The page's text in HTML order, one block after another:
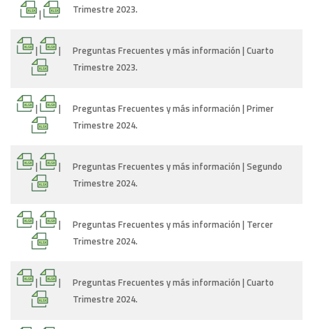
|
Trimestre 2023.
| |
Preguntas Frecuentes y más información | Cuarto
Trimestre 2023.
| |
Preguntas Frecuentes y más información | Primer
Trimestre 2024.
| |
Preguntas Frecuentes y más información | Segundo
Trimestre 2024.
| |
Preguntas Frecuentes y más información | Tercer
Trimestre 2024.
| |
Preguntas Frecuentes y más información | Cuarto
Trimestre 2024.